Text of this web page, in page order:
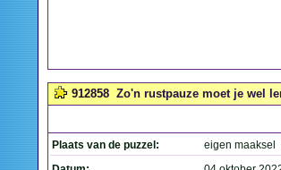
912858 Zo'n rustpauze moet je wel
Plaats van de puzzel:
eigen maaksel